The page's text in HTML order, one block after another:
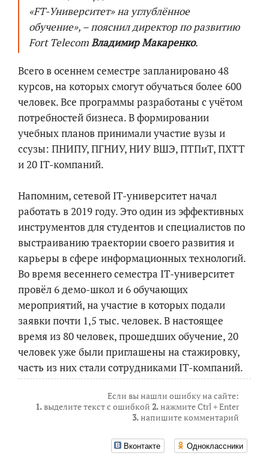
«FT-Университет» на углублённое
обучение», – пояснил директор по развитию
Fort TelecomВладимир Макаренко.
Всего в осеннем семестре запланировано 48
курсов, на которых смогут обучаться более 600
человек. Все программы разработаны с учётом
потребностей бизнеса. В формировании
учебных планов принимали участие вузы и
ссузы: ПНИПУ, ПГНИУ, НИУ ВШЭ, ПТПиТ, ПХТТ
и 20 IT-компаний.
Напомним, сетевой IT-университет начал
работать в 2019 году. Это один из эффективных
инструментов для студентов и специалистов по
выстраиванию траектории своего развития и
карьеры в сфере информационных технологий.
Во время весеннего семестра IT-университет
провёл 6 демо-школ и 6 обучающих
мероприятий, на участие в которых подали
заявки почти 1,5 тыс. человек. В настоящее
время из 80 человек, прошедших обучение, 20
человек уже были приглашены на стажировку,
часть из них стали сотрудниками IT-компаний.
Если вы нашли ошибку на сайте:
1.выделите текст с ошибкой 2.нажмите Ctrl + Enter
3.напишите комментарий
Вконтакте Одноклассники